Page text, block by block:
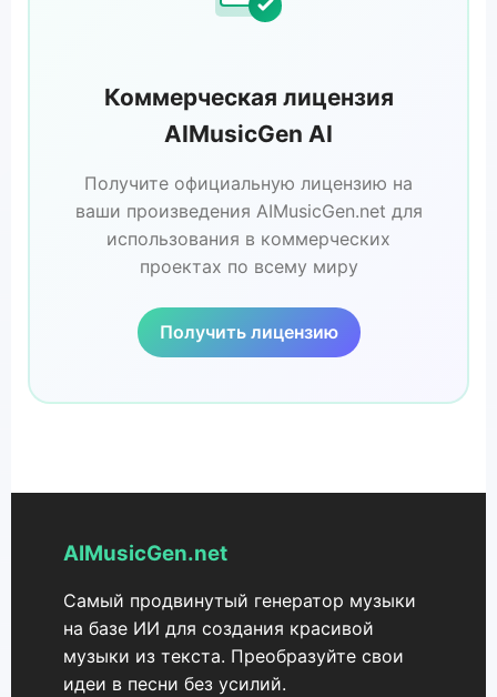
Коммерческая лицензия
AIMusicGen AI
Получите официальную лицензию на
ваши произведения AIMusicGen.net для
использования в коммерческих
проектах по всему миру
Получить лицензию
AIMusicGen.net
Самый продвинутый генератор музыки
на базе ИИ для создания красивой
музыки из текста. Преобразуйте свои
идеи в песни без усилий.